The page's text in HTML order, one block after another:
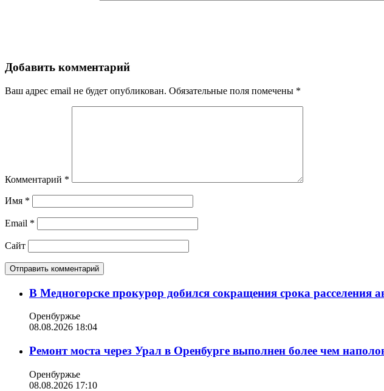
Добавить комментарий
Ваш адрес email не будет опубликован. Обязательные поля помечены *
Комментарий *
Имя *
Email *
Сайт
В Медногорске прокурор добился сокращения срока расселения
Оренбуржье
08.08.2026 18:04
Ремонт моста через Урал в Оренбурге выполнен более чем
Оренбуржье
08.08.2026 17:10